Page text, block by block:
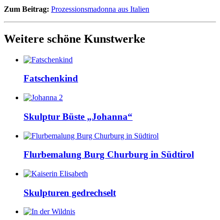
Zum Beitrag: Prozessionsmadonna aus Italien
Weitere schöne Kunstwerke
Fatschenkind
Skulptur Büste „Johanna“
Flurbemalung Burg Churburg in Südtirol
Skulpturen gedrechselt